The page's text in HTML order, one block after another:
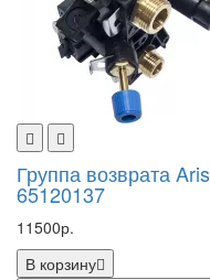
Группа возврата
65120137
11500р.
В корзину